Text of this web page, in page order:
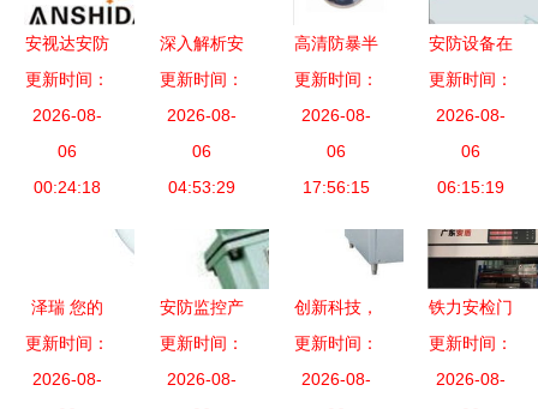
安视达安防
构筑安全智
能防线
更新时间：
2026-08-
06
00:24:18
深入解析安
防产品与品
牌 种类、
设备类型及
市场趋势
更新时间：
2026-08-
06
04:53:29
高清防暴半
球监控摄像
机 安全守
护的明智之
选
更新时间：
2026-08-
06
17:56:15
安防设备在
现代社会中
的关键作用
与发展趋势
更新时间：
2026-08-
06
06:15:19
泽瑞 您的
专业安防设
备供应商
更新时间：
2026-08-
安防监控产
品批发货源
供应 安防
更新时间：
2026-08-
创新科技，
绿色发展
广东不锈钢
更新时间：
2026-08-
铁力安检门
智能访客
一件也是批
更新时间：
2026-08-